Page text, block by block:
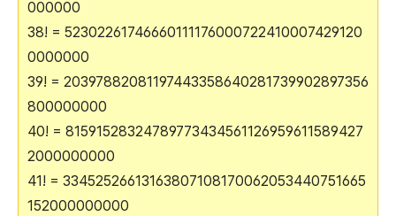
000000
38! = 52302261746660111176000722410007429120
0000000
39! = 20397882081197443358640281739902897356
800000000
40! = 81591528324789773434561126959611589427
2000000000
41! = 33452526613163807108170062053440751665
152000000000